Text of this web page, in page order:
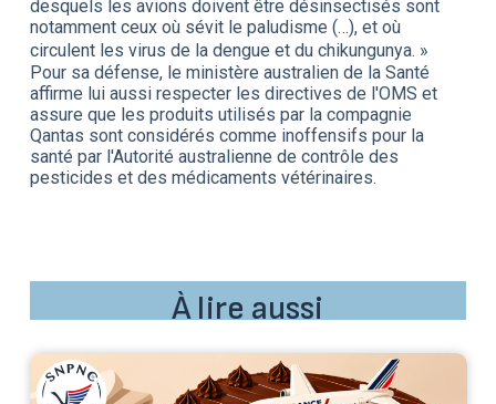
desquels les avions doivent être désinsectisés sont
notamment ceux où sévit le paludisme (…), et où
circulent les virus de la dengue et du chikungunya. »
Pour sa défense, le ministère australien de la Santé
affirme lui aussi respecter les directives de l'OMS et
assure que les produits utilisés par la compagnie
Qantas sont considérés comme inoffensifs pour la
santé par l'Autorité australienne de contrôle des
pesticides et des médicaments vétérinaires.
À lire aussi